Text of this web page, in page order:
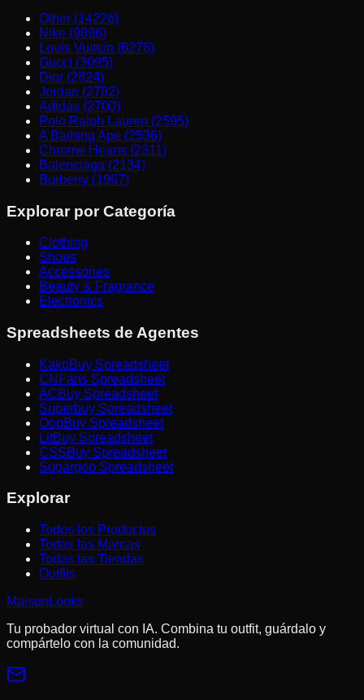
Other (14226)
Nike (9896)
Louis Vuitton (6276)
Gucci (3095)
Dior (2824)
Jordan (2782)
Adidas (2700)
Polo Ralph Lauren (2595)
A Bathing Ape (2536)
Chrome Hearts (2311)
Balenciaga (2134)
Burberry (1967)
Explorar por Categoría
Clothing
Shoes
Accessories
Beauty & Fragrance
Electronics
Spreadsheets de Agentes
KakoBuy Spreadsheet
CNFans Spreadsheet
ACBuy Spreadsheet
Superbuy Spreadsheet
OopBuy Spreadsheet
LitBuy Spreadsheet
CSSBuy Spreadsheet
Sugargoo Spreadsheet
Explorar
Todos los Productos
Todas las Marcas
Todas las Tiendas
Outfits
MaisonLooks
Tu probador virtual con IA. Combina tu outfit, guárdalo y
compártelo con la comunidad.